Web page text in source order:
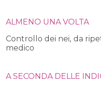
ALMENO UNA VOLTA
Controllo dei nei, da
medico
A SECONDA DELLE